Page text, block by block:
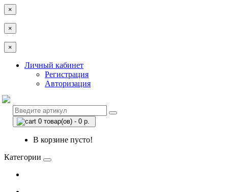
×
×
×
Личный кабинет
Регистрация
Авторизация
0 товар(ов) - 0 р.
В корзине пусто!
Категории